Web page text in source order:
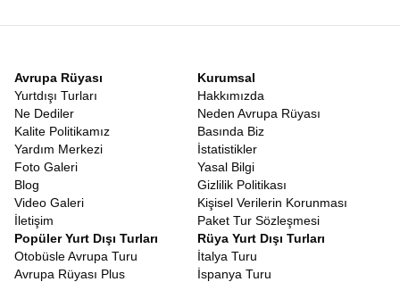
Avrupa Rüyası
Yurtdışı Turları
Ne Dediler
Kalite Politikamız
Yardım Merkezi
Foto Galeri
Blog
Video Galeri
İletişim
Kurumsal
Hakkımızda
Neden Avrupa Rüyası
Basında Biz
İstatistikler
Yasal Bilgi
Gizlilik Politikası
Kişisel Verilerin Korunması
Paket Tur Sözleşmesi
Popüler Yurt Dışı Turları
Otobüsle Avrupa Turu
Avrupa Rüyası Plus
Rüya Yurt Dışı Turları
İtalya Turu
İspanya Turu